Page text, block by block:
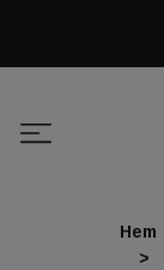
Hem